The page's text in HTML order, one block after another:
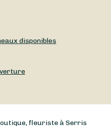
disponibles
fleuriste à Serris